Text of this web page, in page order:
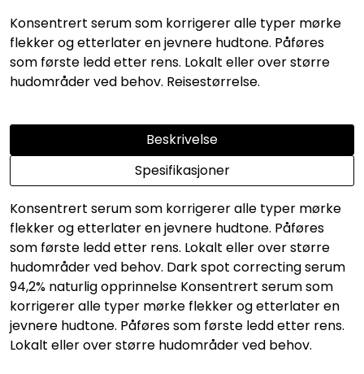
Konsentrert serum som korrigerer alle typer mørke
flekker og etterlater en jevnere hudtone. Påføres
som første ledd etter rens. Lokalt eller over større
hudområder ved behov. Reisestørrelse.
Beskrivelse
Spesifikasjoner
Konsentrert serum som korrigerer alle typer mørke
flekker og etterlater en jevnere hudtone. Påføres
som første ledd etter rens. Lokalt eller over større
hudområder ved behov. Dark spot correcting serum
94,2% naturlig opprinnelse Konsentrert serum som
korrigerer alle typer mørke flekker og etterlater en
jevnere hudtone. Påføres som første ledd etter rens.
Lokalt eller over større hudområder ved behov.